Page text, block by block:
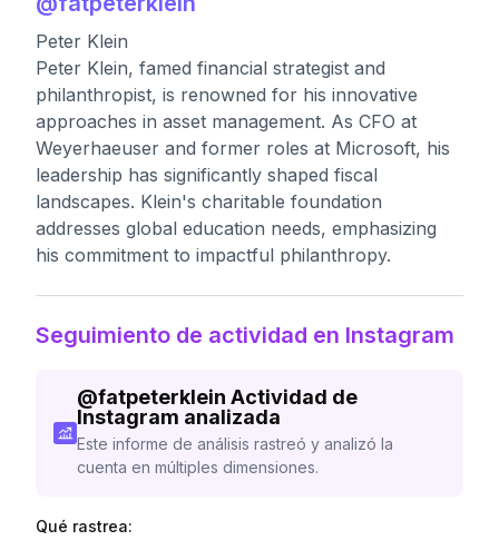
Peter Klein
Peter Klein, famed financial strategist and
philanthropist, is renowned for his innovative
approaches in asset management. As CFO at
Weyerhaeuser and former roles at Microsoft, his
leadership has significantly shaped fiscal
landscapes. Klein's charitable foundation
addresses global education needs, emphasizing
his commitment to impactful philanthropy.
Seguimiento de actividad en Instagram
@fatpeterklein Actividad de
Instagram analizada
Este informe de análisis rastreó y analizó la
cuenta en múltiples dimensiones.
Qué rastrea: